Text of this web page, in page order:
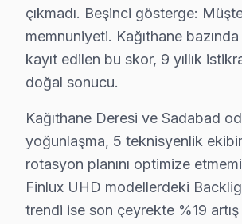
Kapıda beş dakikalık görsel ve
Bu hikayenin olağan olması,
Kağıthane'de söz konusu model
Ama değer hesabı yalnızca ilk
yüksek gelirli profilli Kağıthane'de
Kağıthane'deki bu marka servis
İkinci pik — Mart sonu: Bahar
Üçüncü pik — Haziran: Ramazan
Beşinci pik — Kasım: Alışveriş
çıkmadı. Beşinci gösterge:
memnuniyeti. Kağıthane
kayıt edilen bu skor, 9 yıllık
doğal sonucu.
Kağıthane Deresi ve Sadabad
yoğunlaşma, 5 teknisyenlik
rotasyon planını optimize
Finlux UHD modellerdeki
trendi ise son çeyrekte %19